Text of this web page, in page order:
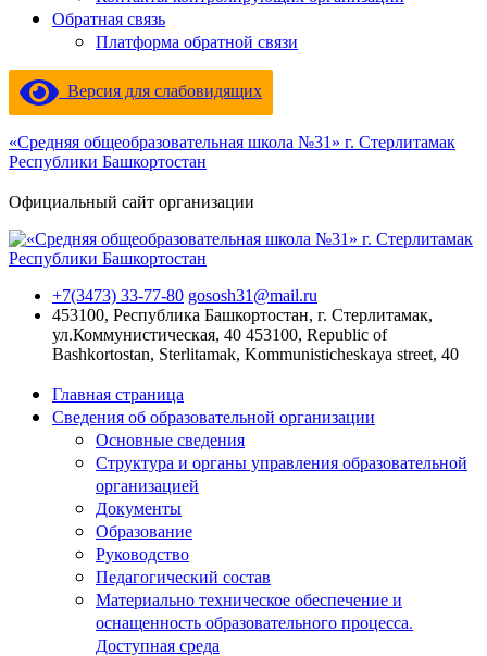
Обратная связь
Платформа обратной связи
Версия для слабовидящих
«Средняя общеобразовательная школа №31» г. Стерлитамак
Республики Башкортостан
Официальный сайт организации
+7(3473) 33-77-80 gososh31@mail.ru
453100, Республика Башкортостан, г. Стерлитамак,
ул.Коммунистическая, 40 453100, Republic of
Bashkortostan, Sterlitamak, Kommunisticheskaya street, 40
Главная страница
Сведения об образовательной организации
Основные сведения
Структура и органы управления образовательной
организацией
Документы
Образование
Руководство
Педагогический состав
Материально техническое обеспечение и
оснащенность образовательного процесса.
Доступная среда